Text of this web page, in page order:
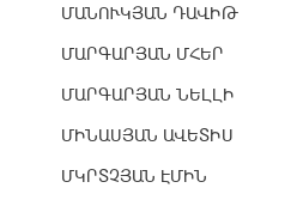
ՄԱՆՈՒԿՅԱՆ ԴԱՎԻԹ
ՄԱՐԳԱՐՅԱՆ ՄՀԵՐ
ՄԱՐԳԱՐՅԱՆ ՆԵԼԼԻ
ՄԻՆԱՍՅԱՆ ԱՎԵՏԻՍ
ՄԿՐՏՉՅԱՆ ԷՄԻՆ